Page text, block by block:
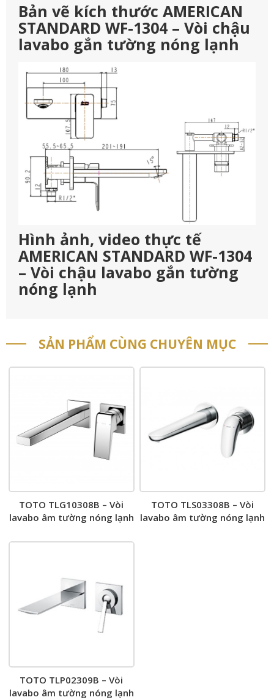
Bản vẽ kích thước AMERICAN
STANDARD WF-1304 – Vòi chậu
lavabo gắn tường nóng lạnh
Hình ảnh, video thực tế
AMERICAN STANDARD WF-1304
– Vòi chậu lavabo gắn tường
nóng lạnh
SẢN PHẨM CÙNG CHUYÊN MỤC
TOTO TLG10308B – Vòi
lavabo âm tường nóng lạnh
TOTO TLS03308B – Vòi
lavabo âm tường nóng lạnh
TOTO TLP02309B – Vòi
lavabo âm tường nóng lạnh